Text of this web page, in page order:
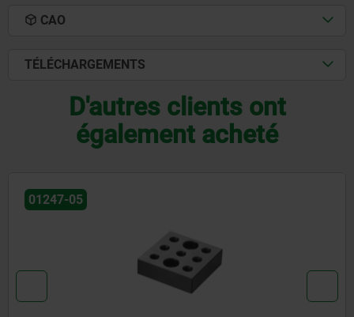
CAO
TÉLÉCHARGEMENTS
D'autres clients ont
également acheté